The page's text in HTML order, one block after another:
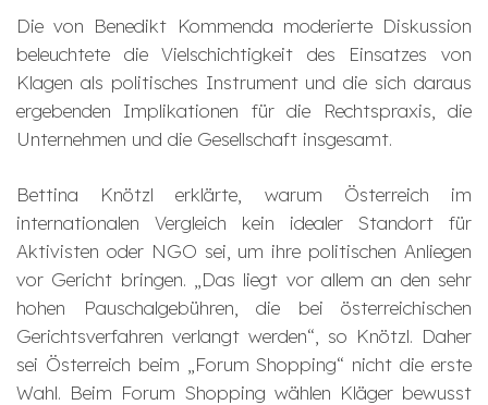
Die von Benedikt Kommenda moderierte Diskussion
beleuchtete die Vielschichtigkeit des Einsatzes von
Klagen als politisches Instrument und die sich daraus
ergebenden Implikationen für die Rechtspraxis, die
Unternehmen und die Gesellschaft insgesamt.
Bettina Knötzl erklärte, warum Österreich im
internationalen Vergleich kein idealer Standort für
Aktivisten oder NGO sei, um ihre politischen Anliegen
vor Gericht bringen. „Das liegt vor allem an den sehr
hohen Pauschalgebühren, die bei österreichischen
Gerichtsverfahren verlangt werden“, so Knötzl. Daher
sei Österreich beim „Forum Shopping“ nicht die erste
Wahl. Beim Forum Shopping wählen Kläger bewusst